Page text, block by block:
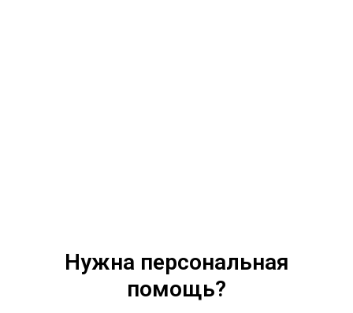
Нужна персональная
помощь?